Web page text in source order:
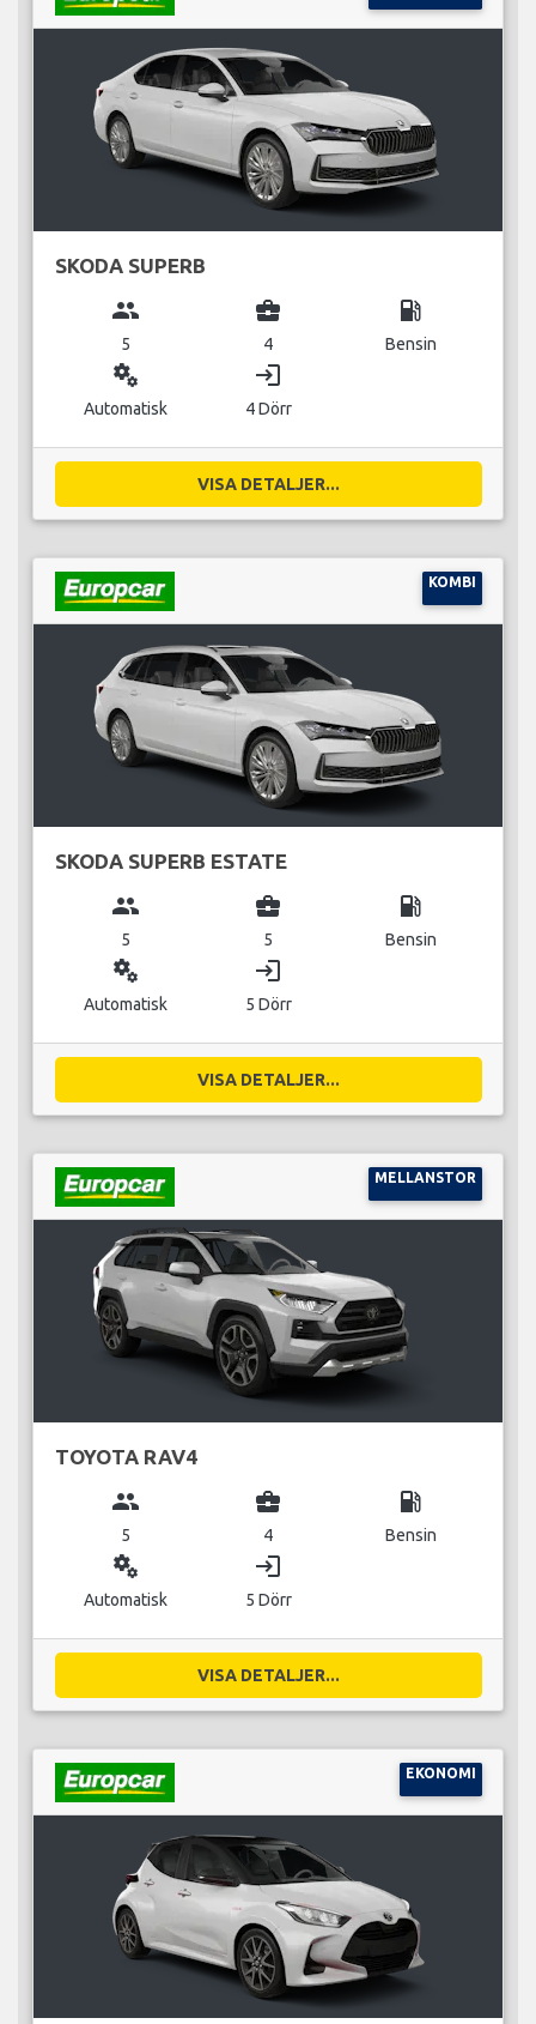
SKODA SUPERB
group
5
business_center
4
local_gas_station
Bensin
miscellaneous_services
Automatisk
login
4 Dörr
VISA DETALJER...
KOMBI
SKODA SUPERB ESTATE
group
5
business_center
5
local_gas_station
Bensin
miscellaneous_services
Automatisk
login
5 Dörr
VISA DETALJER...
MELLANSTOR
TOYOTA RAV4
group
5
business_center
4
local_gas_station
Bensin
miscellaneous_services
Automatisk
login
5 Dörr
VISA DETALJER...
EKONOMI